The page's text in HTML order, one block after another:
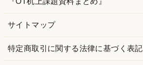
サイトマップ
特定商取引に関する法律に基づく表記